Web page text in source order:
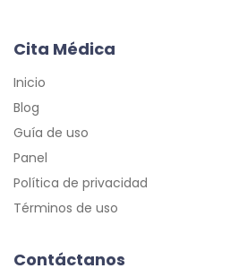
Cita Médica
Inicio
Blog
Guía de uso
Panel
Política de privacidad
Términos de uso
Contáctanos